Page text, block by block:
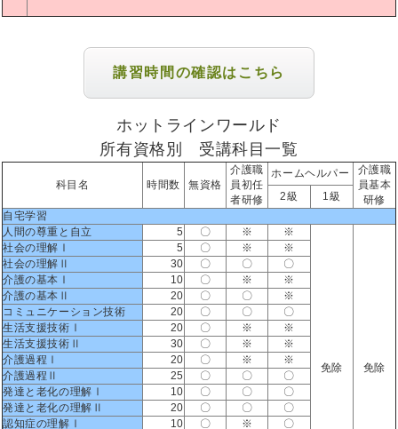
講習時間の確認はこちら
ホットラインワールド
所有資格別 受講科目一覧
科目名 時間数 無資格
介護職
員初任
者研修
ホームヘルパー
介護職
員基本
研修
2級
1級
自宅学習
人間の尊重と自立
5 〇 ※ ※
免除 免除
社会の理解Ⅰ 5 〇 ※
※
社会の理解Ⅱ
30 〇 〇
〇
介護の基本Ⅰ
10 〇 ※
※
介護の基本Ⅱ
20 〇 〇
※
コミュニケーション技術
20 〇 〇
〇
生活支援技術Ⅰ
20 〇 ※
※
生活支援技術Ⅱ
30 〇 ※
※
介護過程Ⅰ
20 〇 ※
※
介護過程Ⅱ
25 〇 〇
〇
発達と老化の理解Ⅰ
10 〇 〇
〇
発達と老化の理解Ⅱ
20 〇 〇
〇
認知症の理解Ⅰ
10 〇 ※ 〇